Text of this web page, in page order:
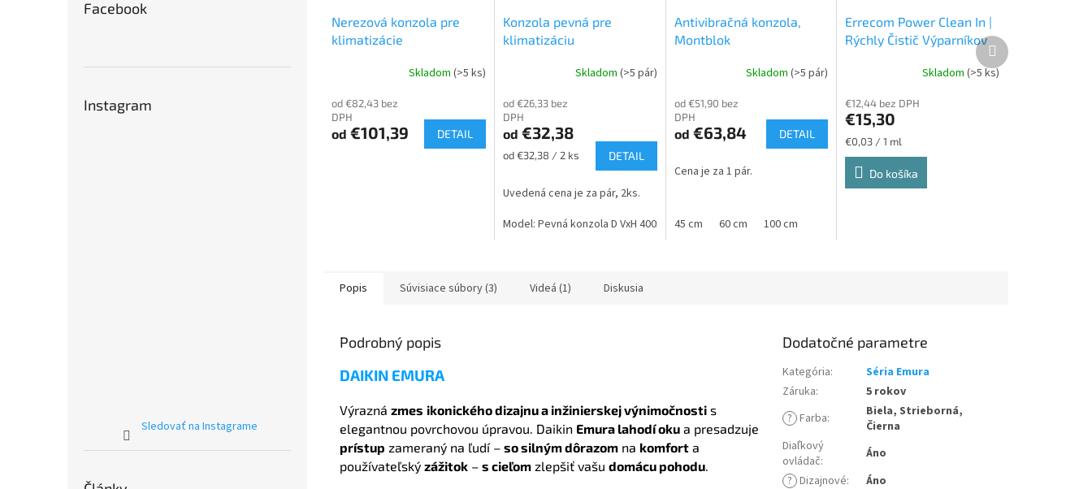
Facebook
Instagram
Sledovať na Instagrame
Nerezová konzola pre
klimatizácie
Skladom (>5 ks)
od €82,43 bez
DPH
od €101,39 DETAIL
Konzola pevná pre
klimatizáciu
Skladom (>5 pár)
od €26,33 bez
DPH
od €32,38
Jednotková
od €32,38 / 2 ks DETAIL
Uvedená cena je za pár, 2ks.
Model: Pevná konzola D VxH 400x650 max. 70kg/noha
Model: Pevná konzola D1 VxH 400x800 max. 70kg/noha
Antivibračná konzola,
Montblok
Skladom(>5 pár)
od €51,90 bez
DPH
od €63,84 DETAIL
Cena je za 1 pár.
45 cm 60 cm 100 cm
Errecom Power Clean In |
Rýchly Čistič Výparníkov
Skladom (>5 ks)
€12,44 bez DPH
€15,30
Jednotková
cena:
€0,03 / 1 ml
Do košíka
Ďalší
produkt
Popis Súvisiace súbory (3) Videá (1) Diskusia
Podrobný popis
DAIKIN EMURA
Výrazná zmes ikonického dizajnu a inžinierskej výnimočnosti s
elegantnou povrchovou úpravou. Daikin Emura lahodí oku a presadzuje
prístup zameraný na ľudí – so silným dôrazom na komfort a
používateľský zážitok – s cieľom zlepšiť vašu domácu pohodu.
Dodatočné parametre
Kategória:
Séria Emura
Záruka:
5 rokov
? Farba:
Biela, Strieborná,
Čierna
Diaľkový
ovládač:
Áno
? Dizajnové:
Áno